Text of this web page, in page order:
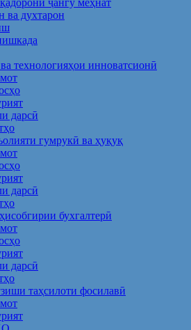
ҷангу меҳнат
ва духтарон
технологияҳои инноватсионӣ
дарсӣ
гумрукӣ ва ҳуқуқ
дарсӣ
бухгалтерӣ
дарсӣ
таҳсилоти фосилавӣ